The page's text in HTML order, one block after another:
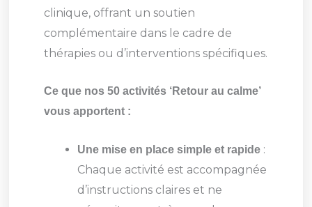
clinique, offrant un soutien
complémentaire dans le cadre de
thérapies ou d’interventions spécifiques.
Ce que nos 50 activités ‘Retour au calme’
vous apportent :
Une mise en place simple et rapide :
Chaque activité est accompagnée
d’instructions claires et ne